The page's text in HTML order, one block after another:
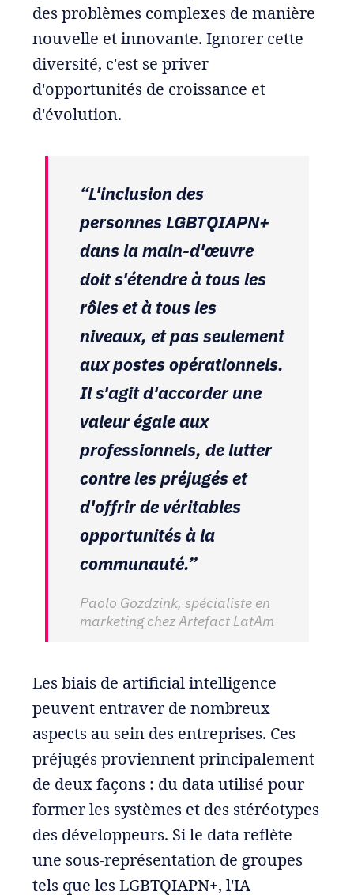
des problèmes complexes de manière
nouvelle et innovante. Ignorer cette
diversité, c'est se priver
d'opportunités de croissance et
d'évolution.
“L'inclusion des
personnes LGBTQIAPN+
dans la main-d'œuvre
doit s'étendre à tous les
rôles et à tous les
niveaux, et pas seulement
aux postes opérationnels.
Il s'agit d'accorder une
valeur égale aux
professionnels, de lutter
contre les préjugés et
d'offrir de véritables
opportunités à la
communauté.”
Paolo Gozdzink, spécialiste en
marketing chez Artefact LatAm
Les biais de artificial intelligence
peuvent entraver de nombreux
aspects au sein des entreprises. Ces
préjugés proviennent principalement
de deux façons : du data utilisé pour
former les systèmes et des stéréotypes
des développeurs. Si le data reflète
une sous-représentation de groupes
tels que les LGBTQIAPN+, l'IA